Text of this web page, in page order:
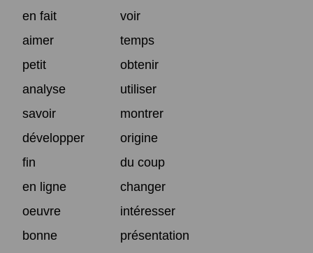
en fait
voir
aimer
temps
petit
obtenir
analyse
utiliser
savoir
montrer
développer
origine
fin
du coup
en ligne
changer
oeuvre
intéresser
bonne
présentation